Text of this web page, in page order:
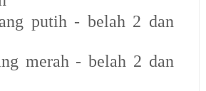
putih - belah 2 dan
merah - belah 2 dan